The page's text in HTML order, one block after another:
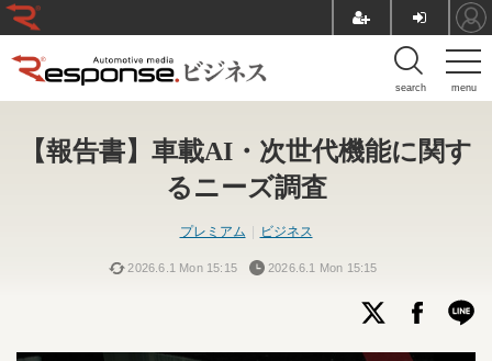
menu
search
【報告書】車載AI・次世代機能に関す
るニーズ調査
プレミアム ビジネス
2026.6.1 Mon 15:15 2026.6.1 Mon 15:15